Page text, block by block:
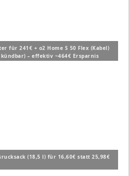
für 241€ + o2 Home S 50 Flex (Kabel)
– effektiv ~464€ Ersparnis
(18,5 l) für 16,60€ statt 25,98€